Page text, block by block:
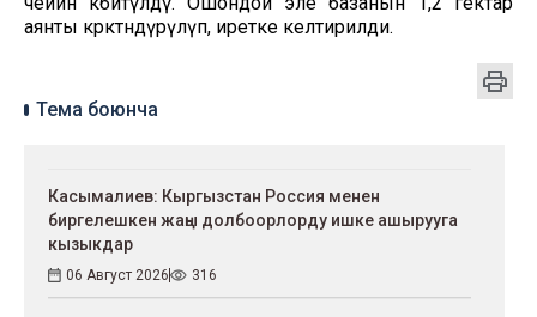
аянты көрктөндүрүлүп, иретке келтирилди.
Тема боюнча
Касымалиев: Кыргызстан Россия менен
биргелешкен жаңы долбоорлорду ишке ашырууга
кызыкдар
06 Август 2026 316